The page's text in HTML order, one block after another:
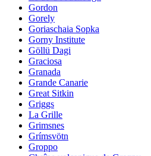
Gordon
Gorely
Goriaschaia Sopka
Gorny Institute
Göllü Dagi
Graciosa
Granada
Grande Canarie
Great Sitkin
Griggs
La Grille
Grimsnes
Grímsvötn
Groppo